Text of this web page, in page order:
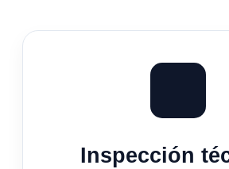
Inspección